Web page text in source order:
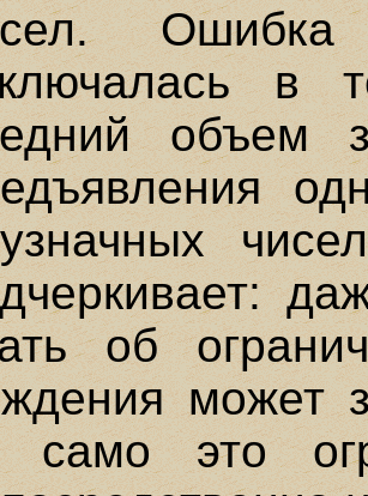
Ошибка
в
объем
об
может
само это